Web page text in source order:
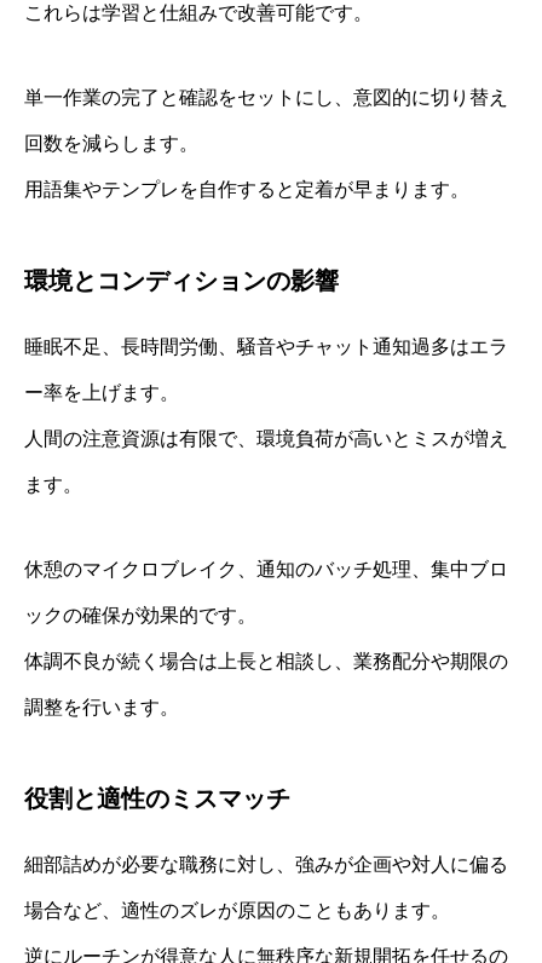
これらは学習と仕組みで改善可能です。
単一作業の完了と確認をセットにし、意図的に切り替え
回数を減らします。
用語集やテンプレを自作すると定着が早まります。
環境とコンディションの影響
睡眠不足、長時間労働、騒音やチャット通知過多はエラ
ー率を上げます。
人間の注意資源は有限で、環境負荷が高いとミスが増え
ます。
休憩のマイクロブレイク、通知のバッチ処理、集中ブロ
ックの確保が効果的です。
体調不良が続く場合は上長と相談し、業務配分や期限の
調整を行います。
役割と適性のミスマッチ
細部詰めが必要な職務に対し、強みが企画や対人に偏る
場合など、適性のズレが原因のこともあります。
逆にルーチンが得意な人に無秩序な新規開拓を任せるの